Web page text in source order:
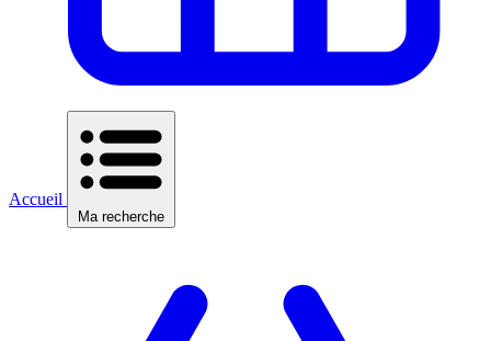
Accueil
Ma recherche